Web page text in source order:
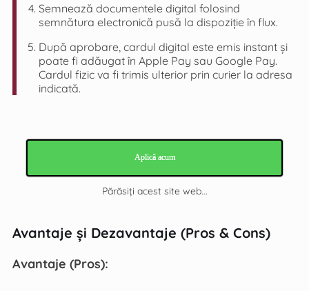
Semnează documentele digital folosind
semnătura electronică pusă la dispoziție în flux.
După aprobare, cardul digital este emis instant și
poate fi adăugat în Apple Pay sau Google Pay.
Cardul fizic va fi trimis ulterior prin curier la adresa
indicată.
Aplică acum
Părăsiți acest site web...
Avantaje și Dezavantaje (Pros & Cons)
Avantaje (Pros):